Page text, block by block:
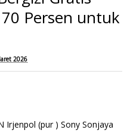
Persen untuk
2026
Irjenpol (pur ) Sony Sonjaya